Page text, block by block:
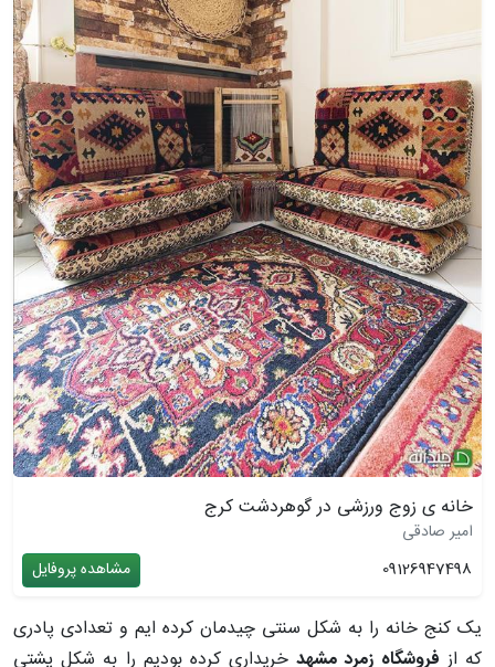
خانه ی زوج ورزشی در گوهردشت کرج
امیر صادقی
09126947498
مشاهده پروفایل
یک کنج خانه را به شکل سنتی چیدمان کرده ایم و تعدادی پادری
که از فروشگاه زمرد مشهدخریداری کرده بودیم را به شکل پشتی